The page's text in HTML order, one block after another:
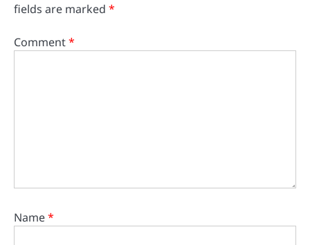
fields are marked *
Comment*
Name*